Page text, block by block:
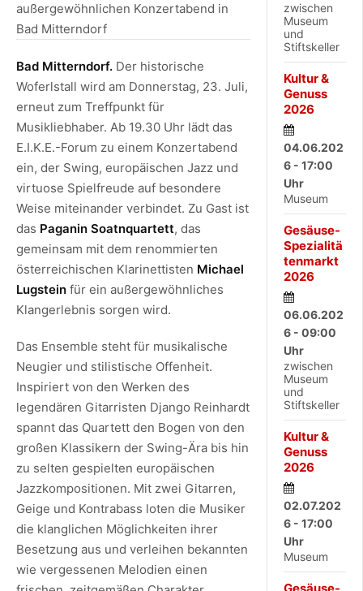
außergewöhnlichen Konzertabend in
Bad Mitterndorf
Bad Mitterndorf. Der historische
Woferlstall wird am Donnerstag, 23. Juli,
erneut zum Treffpunkt für
Musikliebhaber. Ab 19.30 Uhr lädt das
E.I.K.E.-Forum zu einem Konzertabend
ein, der Swing, europäischen Jazz und
virtuose Spielfreude auf besondere
Weise miteinander verbindet. Zu Gast ist
das Paganin Soatnquartett, das
gemeinsam mit dem renommierten
österreichischen Klarinettisten Michael
Lugstein für ein außergewöhnliches
Klangerlebnis sorgen wird.
Das Ensemble steht für musikalische
Neugier und stilistische Offenheit.
Inspiriert von den Werken des
legendären Gitarristen Django Reinhardt
spannt das Quartett den Bogen von den
großen Klassikern der Swing-Ära bis hin
zu selten gespielten europäischen
Jazzkompositionen. Mit zwei Gitarren,
Geige und Kontrabass loten die Musiker
die klanglichen Möglichkeiten ihrer
Besetzung aus und verleihen bekannten
wie vergessenen Melodien einen
zwischen
Museum
und
Stiftskeller
Kultur &
Genuss
2026
04.06.202
6 - 17:00
Uhr
Museum
Gesäuse-
Spezialitä
tenmarkt
2026
06.06.202
6 - 09:00
Uhr
zwischen
Museum
und
Stiftskeller
Kultur &
Genuss
2026
02.07.202
6 - 17:00
Uhr
Museum